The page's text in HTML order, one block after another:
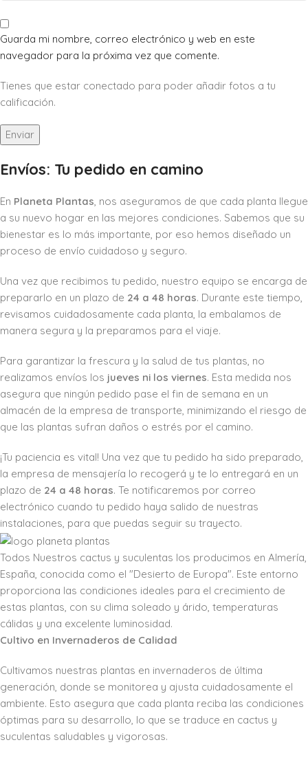
Guarda mi nombre, correo electrónico y web en este
navegador para la próxima vez que comente.
Tienes que estar conectado para poder añadir fotos a tu
calificación.
Envíos: Tu pedido en camino
En Planeta Plantas, nos aseguramos de que cada planta llegue
a su nuevo hogar en las mejores condiciones. Sabemos que su
bienestar es lo más importante, por eso hemos diseñado un
proceso de envío cuidadoso y seguro.
Una vez que recibimos tu pedido, nuestro equipo se encarga de
prepararlo en un plazo de 24 a 48 horas. Durante este tiempo,
revisamos cuidadosamente cada planta, la embalamos de
manera segura y la preparamos para el viaje.
Para garantizar la frescura y la salud de tus plantas, no
realizamos envíos los jueves ni los viernes. Esta medida nos
asegura que ningún pedido pase el fin de semana en un
almacén de la empresa de transporte, minimizando el riesgo de
que las plantas sufran daños o estrés por el camino.
¡Tu paciencia es vital! Una vez que tu pedido ha sido preparado,
la empresa de mensajería lo recogerá y te lo entregará en un
plazo de 24 a 48 horas. Te notificaremos por correo
electrónico cuando tu pedido haya salido de nuestras
instalaciones, para que puedas seguir su trayecto.
Todos Nuestros cactus y suculentas los producimos en Almería,
España, conocida como el "Desierto de Europa". Este entorno
proporciona las condiciones ideales para el crecimiento de
estas plantas, con su clima soleado y árido, temperaturas
cálidas y una excelente luminosidad.
Cultivo en Invernaderos de Calidad
Cultivamos nuestras plantas en invernaderos de última
generación, donde se monitorea y ajusta cuidadosamente el
ambiente. Esto asegura que cada planta reciba las condiciones
óptimas para su desarrollo, lo que se traduce en cactus y
suculentas saludables y vigorosas.